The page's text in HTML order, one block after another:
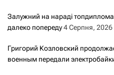
Залужний на нараді
далеко попереду4 Серпня, 2026
Григорий Козловский
военным передали